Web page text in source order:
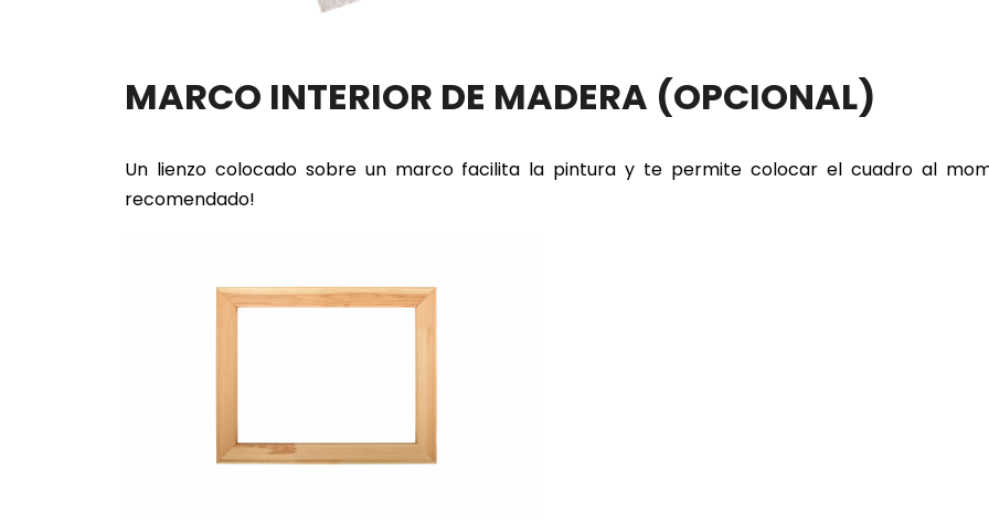
MARCO INTERIOR DE MADERA (OPCIONAL)
Un lienzo colocado sobre un marco facilita la pintura y te permite colocar el cuadro al
recomendado!